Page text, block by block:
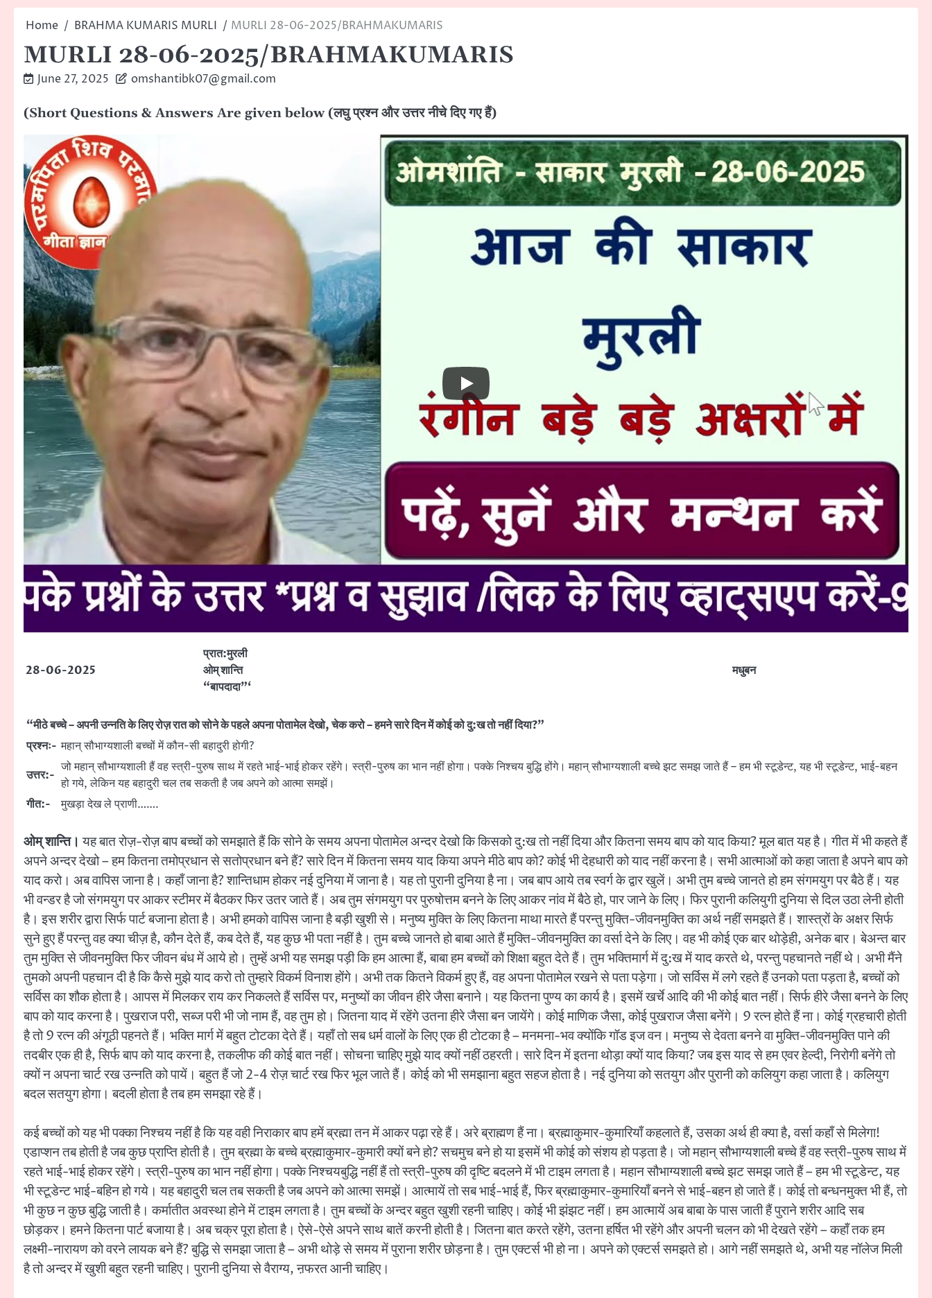
Home BRAHMA KUMARIS MURLI MURLI 28-06-2025/BRAHMAKUMARIS
MURLI 28-06-2025/BRAHMAKUMARIS
June 27, 2025 omshantibk07@gmail.com
(Short Questions & Answers Are given below (लघु प्रश्न और उत्तर नीचे दिए गए हैं)
28-06-2025
प्रात:मुरली
ओम् शान्ति
“बापदादा”‘
मधुबन
“मीठे बच्चे – अपनी उन्नति के लिए रोज़ रात को सोने के पहले अपना पोतामेल देखो, चेक करो – हमने सारे दिन में कोई को दु:ख तो नहीं दिया?”
प्रश्नः- महान् सौभाग्यशाली बच्चों में कौन-सी बहादुरी होगी?
उत्तर:-
जो महान् सौभाग्यशाली हैं वह स्त्री-पुरुष साथ में रहते भाई-भाई होकर रहेंगे। स्त्री-पुरुष का भान नहीं होगा। पक्के निश्चय बुद्धि होंगे। महान् सौभाग्यशाली बच्चे झट समझ जाते हैं – हम भी स्टूडेन्ट, यह भी स्टूडेन्ट, भाई-बहन
हो गये, लेकिन यह बहादुरी चल तब सकती है जब अपने को आत्मा समझें।
गीत:-
मुखड़ा देख ले प्राणी…….
ओम् शान्ति। यह बात रोज़-रोज़ बाप बच्चों को समझाते हैं कि सोने के समय अपना पोतामेल अन्दर देखो कि किसको दु:ख तो नहीं दिया और कितना समय बाप को याद किया? मूल बात यह है। गीत में भी कहते हैं
अपने अन्दर देखो – हम कितना तमोप्रधान से सतोप्रधान बने हैं? सारे दिन में कितना समय याद किया अपने मीठे बाप को? कोई भी देहधारी को याद नहीं करना है। सभी आत्माओं को कहा जाता है अपने बाप को
याद करो। अब वापिस जाना है। कहाँ जाना है? शान्तिधाम होकर नई दुनिया में जाना है। यह तो पुरानी दुनिया है ना। जब बाप आये तब स्वर्ग के द्वार खुलें। अभी तुम बच्चे जानते हो हम संगमयुग पर बैठे हैं। यह
भी वन्डर है जो संगमयुग पर आकर स्टीमर में बैठकर फिर उतर जाते हैं। अब तुम संगमयुग पर पुरुषोत्तम बनने के लिए आकर नांव में बैठे हो, पार जाने के लिए। फिर पुरानी कलियुगी दुनिया से दिल उठा लेनी होती
है। इस शरीर द्वारा सिर्फ पार्ट बजाना होता है। अभी हमको वापिस जाना है बड़ी खुशी से। मनुष्य मुक्ति के लिए कितना माथा मारते हैं परन्तु मुक्ति-जीवनमुक्ति का अर्थ नहीं समझते हैं। शास्त्रों के अक्षर सिर्फ
सुने हुए हैं परन्तु वह क्या चीज़ है, कौन देते हैं, कब देते हैं, यह कुछ भी पता नहीं है। तुम बच्चे जानते हो बाबा आते हैं मुक्ति-जीवनमुक्ति का वर्सा देने के लिए। वह भी कोई एक बार थोड़ेही, अनेक बार। बेअन्त बार
तुम मुक्ति से जीवनमुक्ति फिर जीवन बंध में आये हो। तुम्हें अभी यह समझ पड़ी कि हम आत्मा हैं, बाबा हम बच्चों को शिक्षा बहुत देते हैं। तुम भक्तिमार्ग में दु:ख में याद करते थे, परन्तु पहचानते नहीं थे। अभी मैंने
तुमको अपनी पहचान दी है कि कैसे मुझे याद करो तो तुम्हारे विकर्म विनाश होंगे। अभी तक कितने विकर्म हुए हैं, वह अपना पोतामेल रखने से पता पड़ेगा। जो सर्विस में लगे रहते हैं उनको पता पड़ता है, बच्चों को
सर्विस का शौक होता है। आपस में मिलकर राय कर निकलते हैं सर्विस पर, मनुष्यों का जीवन हीरे जैसा बनाने। यह कितना पुण्य का कार्य है। इसमें खर्चे आदि की भी कोई बात नहीं। सिर्फ हीरे जैसा बनने के लिए
बाप को याद करना है। पुखराज परी, सब्ज परी भी जो नाम हैं, वह तुम हो। जितना याद में रहेंगे उतना हीरे जैसा बन जायेंगे। कोई माणिक जैसा, कोई पुखराज जैसा बनेंगे। 9 रत्न होते हैं ना। कोई ग्रहचारी होती
है तो 9 रत्न की अंगूठी पहनते हैं। भक्ति मार्ग में बहुत टोटका देते हैं। यहाँ तो सब धर्म वालों के लिए एक ही टोटका है – मनमना-भव क्योंकि गॉड इज वन। मनुष्य से देवता बनने वा मुक्ति-जीवनमुक्ति पाने की
तदबीर एक ही है, सिर्फ बाप को याद करना है, तकलीफ की कोई बात नहीं। सोचना चाहिए मुझे याद क्यों नहीं ठहरती। सारे दिन में इतना थोड़ा क्यों याद किया? जब इस याद से हम एवर हेल्दी, निरोगी बनेंगे तो
क्यों न अपना चार्ट रख उन्नति को पायें। बहुत हैं जो 2-4 रोज़ चार्ट रख फिर भूल जाते हैं। कोई को भी समझाना बहुत सहज होता है। नई दुनिया को सतयुग और पुरानी को कलियुग कहा जाता है। कलियुग
बदल सतयुग होगा। बदली होता है तब हम समझा रहे हैं।
कई बच्चों को यह भी पक्का निश्चय नहीं है कि यह वही निराकार बाप हमें ब्रह्मा तन में आकर पढ़ा रहे हैं। अरे ब्राह्मण हैं ना। ब्रह्माकुमार-कुमारियाँ कहलाते हैं, उसका अर्थ ही क्या है, वर्सा कहाँ से मिलेगा!
एडाप्शन तब होती है जब कुछ प्राप्ति होती है। तुम ब्रह्मा के बच्चे ब्रह्माकुमार-कुमारी क्यों बने हो? सचमुच बने हो या इसमें भी कोई को संशय हो पड़ता है। जो महान् सौभाग्यशाली बच्चे हैं वह स्त्री-पुरुष साथ में
रहते भाई-भाई होकर रहेंगे। स्त्री-पुरुष का भान नहीं होगा। पक्के निश्चयबुद्धि नहीं हैं तो स्त्री-पुरुष की दृष्टि बदलने में भी टाइम लगता है। महान सौभाग्यशाली बच्चे झट समझ जाते हैं – हम भी स्टूडेन्ट, यह
भी स्टूडेन्ट भाई-बहिन हो गये। यह बहादुरी चल तब सकती है जब अपने को आत्मा समझें। आत्मायें तो सब भाई-भाई हैं, फिर ब्रह्माकुमार-कुमारियाँ बनने से भाई-बहन हो जाते हैं। कोई तो बन्धनमुक्त भी हैं, तो
भी कुछ न कुछ बुद्धि जाती है। कर्मातीत अवस्था होने में टाइम लगता है। तुम बच्चों के अन्दर बहुत खुशी रहनी चाहिए। कोई भी झंझट नहीं। हम आत्मायें अब बाबा के पास जाती हैं पुराने शरीर आदि सब
छोड़कर। हमने कितना पार्ट बजाया है। अब चक्र पूरा होता है। ऐसे-ऐसे अपने साथ बातें करनी होती है। जितना बात करते रहेंगे, उतना हर्षित भी रहेंगे और अपनी चलन को भी देखते रहेंगे – कहाँ तक हम
लक्ष्मी-नारायण को वरने लायक बने हैं? बुद्धि से समझा जाता है – अभी थोड़े से समय में पुराना शरीर छोड़ना है। तुम एक्टर्स भी हो ना। अपने को एक्टर्स समझते हो। आगे नहीं समझते थे, अभी यह नॉलेज मिली
है तो अन्दर में खुशी बहुत रहनी चाहिए। पुरानी दुनिया से वैराग्य, ऩफरत आनी चाहिए।